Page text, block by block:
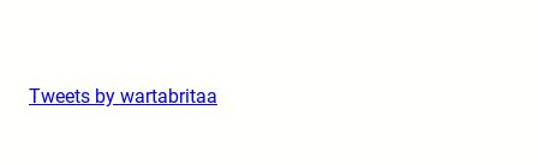
Tweets by wartabritaa